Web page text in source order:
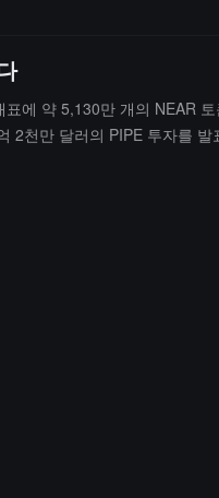
에 약 5,130만 개의 NEAR
천만 달러의 PIPE 투자를